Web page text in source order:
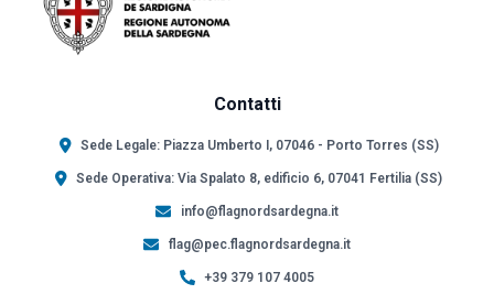
Contatti
Sede Legale: Piazza Umberto I, 07046 - Porto Torres (SS)
Sede Operativa: Via Spalato 8, edificio 6, 07041 Fertilia (SS)
info@flagnordsardegna.it
flag@pec.flagnordsardegna.it
+39 379 107 4005